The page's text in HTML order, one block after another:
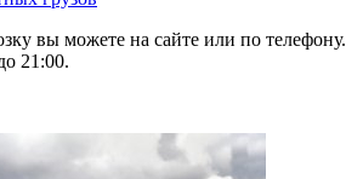
вы можете на сайте или по телефону.
21:00.